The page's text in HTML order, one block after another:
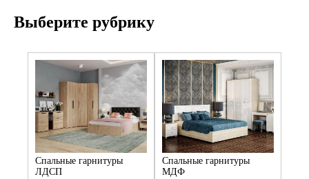
Выберите рубрику
Спальные гарнитуры
ЛДСП
Спальные гарнитуры
МДФ